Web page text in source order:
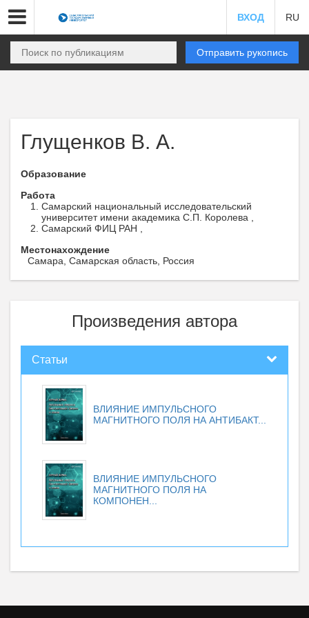
ВХОД RU
Отправить рукопись
Глущенков В. А.
Образование
Работа
Самарский национальный исследовательский
университет имени академика С.П. Королева ,
Самарский ФИЦ РАН ,
Местонахождение
Самара, Самарская область, Россия
Произведения автора
Статьи
ВЛИЯНИЕ ИМПУЛЬСНОГО
МАГНИТНОГО ПОЛЯ НА АНТИБАКТ...
ВЛИЯНИЕ ИМПУЛЬСНОГО
МАГНИТНОГО ПОЛЯ НА
КОМПОНЕН...